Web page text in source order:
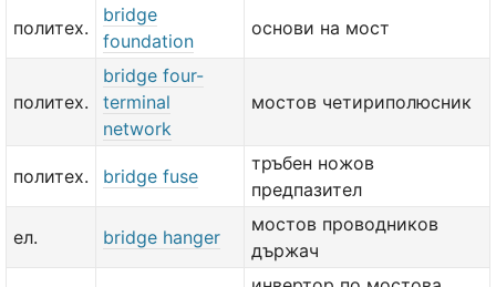
политех.
bridge
foundation
основи на мост
политех.
bridge four-
terminal
network
мостов четириполюсник
политех. bridge fuse
тръбен ножов
предпазител
ел. bridge hanger
мостов проводников
държач